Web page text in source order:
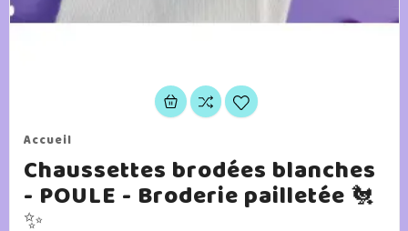
Accueil
Chaussettes brodées blanches
- POULE - Broderie pailletée 🐔
✨